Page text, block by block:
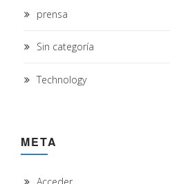
prensa
Sin categoría
Technology
META